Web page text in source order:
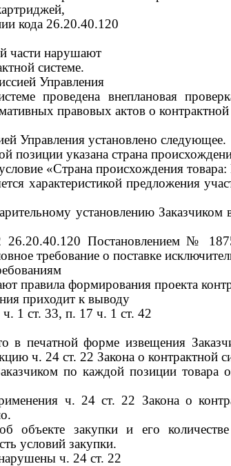
кода 26.20.40.120
части нарушают
системе.
Управления
проведена внеплановая
правовых актов о контрактной
Управления установлено следующее.
позиции указана страна
«Страна происхождения
характеристикой предложения
установлению
Постановлением №
требование о поставке
правила формирования проекта
приходит к выводу
ч. 1 ст. 33, п. 17 ч. 1 ст. 42
в печатной форме извещения
ч. 24 ст. 22 Закона о контрактной
по каждой позиции товара
ч. 24ст. 22 Закона о
объекте закупки и его
условий закупки.
нарушеныч. 24ст. 22